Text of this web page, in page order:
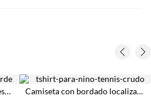
Camiseta con estampado en espalda verde para niño Camiseta con bordado localizado crudo para niño